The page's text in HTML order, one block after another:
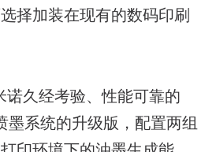
择加装在现有的数码印刷
诺久经考验、性能可靠的
墨系统的升级版，配置两组